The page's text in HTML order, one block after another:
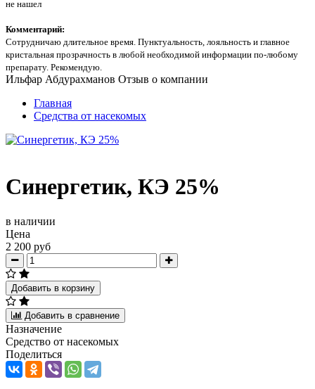
не нашел
Комментарий:
Сотрудничаю длительное время. Пунктуальность, лояльность и главное
кристальная прозрачность в любой необходимой информации по-любому
препарату. Рекомендую.
Ильфар Абдурахманов Отзыв о компании
Главная
Средства от насекомых
Синергетик, КЭ 25%
в наличии
Цена
2 200 руб
Добавить в корзину
Добавить в сравнение
Назначение
Средство от насекомых
Поделиться